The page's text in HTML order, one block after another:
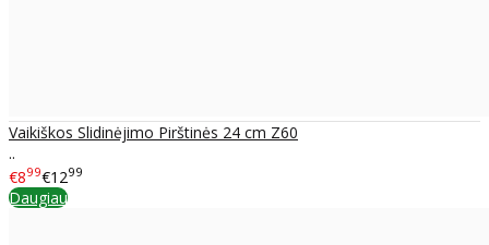
Vaikiškos Slidinėjimo Pirštinės 24 cm Z60
..
€899€1299
Daugiau